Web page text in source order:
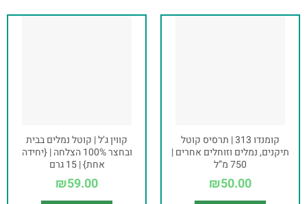
קומנדו 313 | תרסיס קוטל
תיקנים, נמלים וזוחלים אחרים |
750 מ”ל
₪50.00
קווין ג’ל | קוטל נמלים בבית
ובחצר 100% הצלחה | {יחידה
אחת} | 15 גרם
₪59.00